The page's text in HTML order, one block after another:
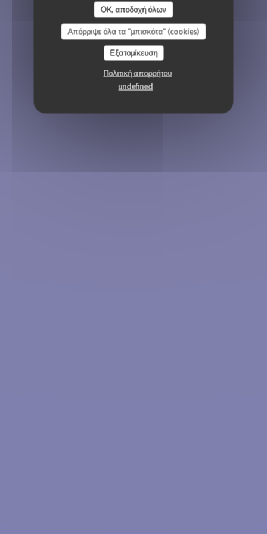
OK, αποδοχή όλων
Απόρριψε όλα τα "μπισκότα" (cookies)
Εξατομίκευση
Πολιτική απορρήτου
undefined